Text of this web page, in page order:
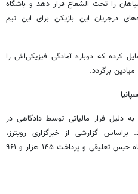
را تحت الشعاع قرار دهد و باشگاه
درجریان این بازیکن برای این تیم
کرده که دوباره آمادگی فیزیکی‌اش را
برگردد.
وسام بن یدر به دلیل فرار مالیاتی توسط دادگاهی در
گزارشی از خبرگزاری رویترز،
محکومیت بن یدر در این پرونده به ۶ ماه حبس تعلیقی و پرداخت ۱۴۵ هزار و ۹۶۱